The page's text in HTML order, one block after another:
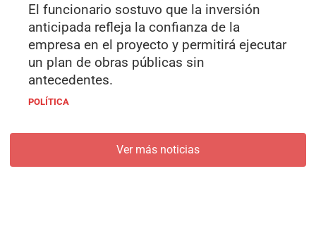
El funcionario sostuvo que la inversión
anticipada refleja la confianza de la
empresa en el proyecto y permitirá ejecutar
un plan de obras públicas sin
antecedentes.
POLÍTICA
Ver más noticias